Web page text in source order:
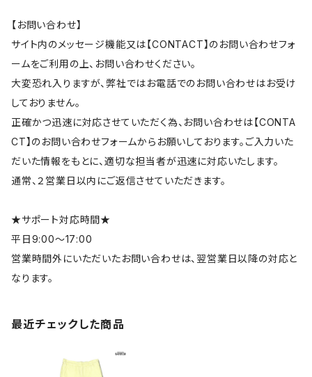
【お問い合わせ】
サイト内のメッセージ機能又は【CONTACT】のお問い合わせフォ
ームをご利用の上、お問い合わせください。
大変恐れ入りますが、弊社ではお電話でのお問い合わせはお受け
しておりません。
正確かつ迅速に対応させていただく為、お問い合わせは【CONTA
CT】のお問い合わせフォームからお願いしております。ご入力いた
だいた情報をもとに、適切な担当者が迅速に対応いたします。
通常、２営業日以内にご返信させていただきます。
★サポート対応時間★
平日9:00～17:00
営業時間外にいただいたお問い合わせは、翌営業日以降の対応と
なります。
最近チェックした商品